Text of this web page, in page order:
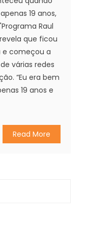
19 anos,
Raul
que ficou
e começou a
várias redes
“Eu era bem
19 anos e
Read More